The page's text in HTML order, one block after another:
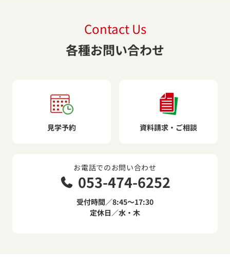
Contact Us
各種お問い合わせ
見学予約 資料請求・ご相談
お電話でのお問い合わせ
053-474-6252
受付時間／8:45～17:30
定休日／水・木